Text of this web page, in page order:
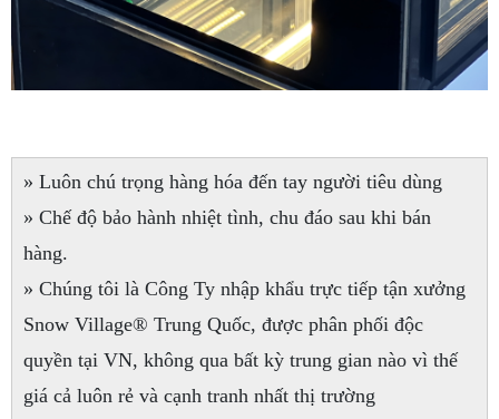
» Luôn chú trọng hàng hóa đến tay người tiêu dùng
» Chế độ bảo hành nhiệt tình, chu đáo sau khi bán
hàng.
» Chúng tôi là Công Ty nhập khẩu trực tiếp tận xưởng
Snow Village® Trung Quốc, được phân phối độc
quyền tại VN, không qua bất kỳ trung gian nào vì thế
giá cả luôn rẻ và cạnh tranh nhất thị trường